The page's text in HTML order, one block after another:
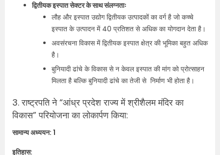
द्वितीयक इस्पात सेक्टर के साथ संलग्नताः
लौह और इस्पात उद्योग द्वितीयक उत्पादकों का वर्ग है जो कच्चे
इस्पात के उत्पादन में 40 प्रतिशत से अधिक का योगदान देता है।
अवसंरचना विकास में द्वितीयक इस्पात क्षेत्र की भूमिका बहुत अधिक
है।
बुनियादी ढांचे के विकास से न केवल इस्पात की मांग को प्रोत्साहन
मिलता है बल्कि बुनियादी ढांचे का तेजी से निर्माण भी होता है।
3. राष्ट्रपति ने “आंध्र प्रदेश राज्य में श्रीशैलम मंदिर का
विकास” परियोजना का लोकार्पण किया:
सामान्य अध्ययन: 1
इतिहास: